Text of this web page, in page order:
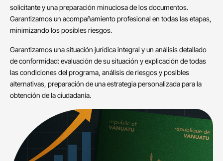
solicitante y una preparación minuciosa de los documentos.
Garantizamos un acompañamiento profesional en todas las etapas,
minimizando los posibles riesgos.
Garantizamos una situación jurídica integral y un análisis detallado
de conformidad: evaluación de su situación y explicación de todas
las condiciones del programa, análisis de riesgos y posibles
alternativas, preparación de una estrategia personalizada para la
obtención de la ciudadanía.